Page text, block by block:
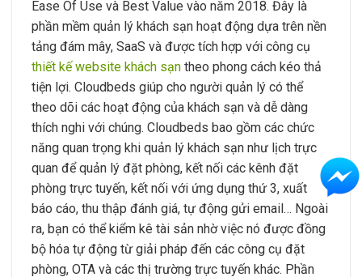
Ease Of Use và Best Value vào năm 2018. Đây là
phần mềm quản lý khách sạn hoạt động dựa trên nền
tảng đám mây, SaaS và được tích hợp với công cụ
thiết kế website khách sạn theo phong cách kéo thả
tiện lợi. Cloudbeds giúp cho người quản lý có thể
theo dõi các hoạt động của khách sạn và dễ dàng
thích nghi với chúng. Cloudbeds bao gồm các chức
năng quan trọng khi quản lý khách sạn như lịch trực
quan để quản lý đặt phòng, kết nối các kênh đặt
phòng trực tuyến, kết nối với ứng dụng thứ 3, xuất
báo cáo, thu thập đánh giá, tự động gửi email… Ngoài
ra, bạn có thể kiểm kê tài sản nhờ việc nó được đồng
bộ hóa tự động từ giải pháp đến các công cụ đặt
phòng, OTA và các thị trường trực tuyến khác. Phần